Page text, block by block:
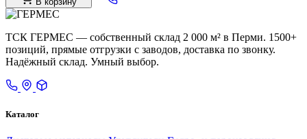
ТСК ГЕРМЕС — собственный склад 2 000 м² в Перми. 1500+
позиций, прямые отгрузки с заводов, доставка по звонку.
Надёжный склад. Умный выбор.
Каталог